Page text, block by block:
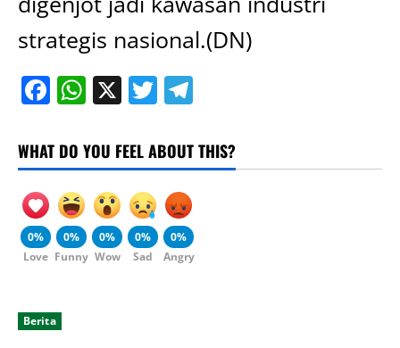
strategis nasional.(DN)
Facebook
WhatsApp
X Twitter
WHAT DO YOU FEEL ABOUT THIS?
0%
Love
0%
Funny
0%
Wow
0%
Sad
0%
Angry
Berita